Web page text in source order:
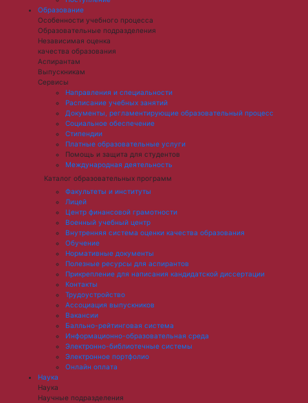
Образование
Особенности учебного процесса
Образовательные подразделения
Независимая оценка
качества образования
Аспирантам
Выпускникам
Сервисы
Направления и специальности
Расписание учебных занятий
Документы, регламентирующие образовательный процесс
Социальное обеспечение
Стипендии
Платные образовательные услуги
Помощь и защита для студентов
Международная деятельность
Каталог образовательных программ
Факультеты и институты
Лицей
Центр финансовой грамотности
Военный учебный центр
Внутренняя система оценки качества образования
Обучение
Нормативные документы
Полезные ресурсы для аспирантов
Прикрепление для написания кандидатской диссертации
Контакты
Трудоустройство
Ассоциация выпускников
Вакансии
Балльно-рейтинговая система
Информационно-образовательная среда
Электронно-библиотечные системы
Электронное портфолио
Онлайн оплата
Наука
Наука
Научные подразделения